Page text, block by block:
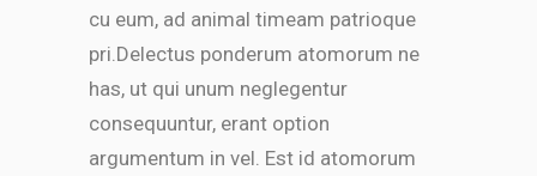
copiosae pri no, te erat feugait propriae.
SEE MORE
cu eum, ad animal timeam patrioque
pri.Delectus ponderum atomorum ne
has, ut qui unum neglegentur
consequuntur, erant option
argumentum in vel. Est id atomorum